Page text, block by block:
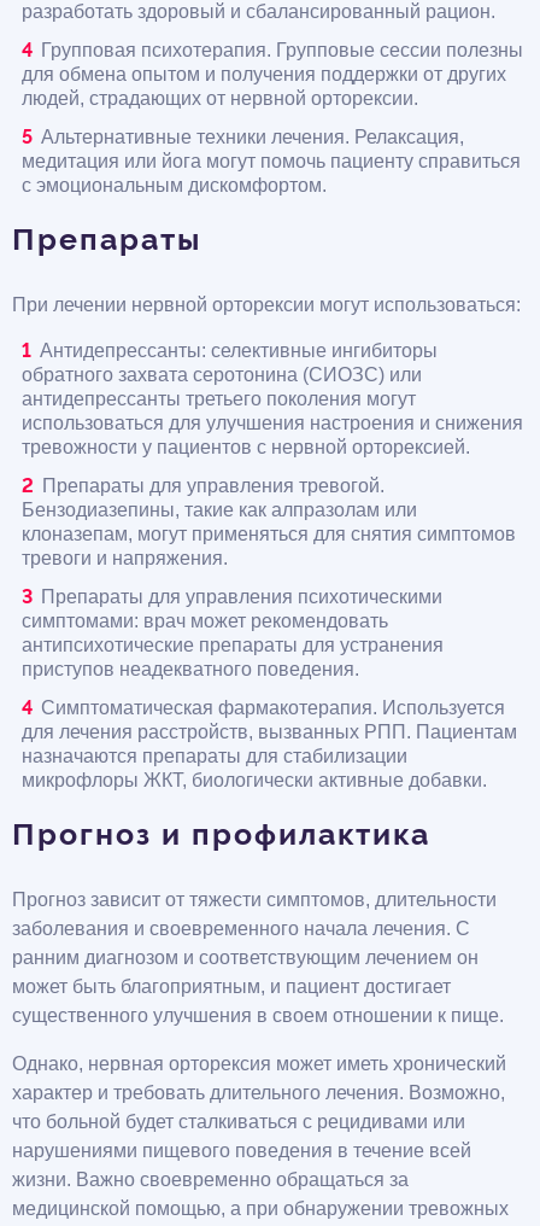
разработать здоровый и сбалансированный рацион.
Групповая психотерапия. Групповые сессии полезны
для обмена опытом и получения поддержки от других
людей, страдающих от нервной орторексии.
Альтернативные техники лечения. Релаксация,
медитация или йога могут помочь пациенту справиться
с эмоциональным дискомфортом.
Препараты
При лечении нервной орторексии могут использоваться:
Антидепрессанты: селективные ингибиторы
обратного захвата серотонина (СИОЗС) или
антидепрессанты третьего поколения могут
использоваться для улучшения настроения и снижения
тревожности у пациентов с нервной орторексией.
Препараты для управления тревогой.
Бензодиазепины, такие как алпразолам или
клоназепам, могут применяться для снятия симптомов
тревоги и напряжения.
Препараты для управления психотическими
симптомами: врач может рекомендовать
антипсихотические препараты для устранения
приступов неадекватного поведения.
Симптоматическая фармакотерапия. Используется
для лечения расстройств, вызванных РПП. Пациентам
назначаются препараты для стабилизации
микрофлоры ЖКТ, биологически активные добавки.
Прогноз и профилактика
Прогноз зависит от тяжести симптомов, длительности
заболевания и своевременного начала лечения. С
ранним диагнозом и соответствующим лечением он
может быть благоприятным, и пациент достигает
существенного улучшения в своем отношении к пище.
Однако, нервная орторексия может иметь хронический
характер и требовать длительного лечения. Возможно,
что больной будет сталкиваться с рецидивами или
нарушениями пищевого поведения в течение всей
жизни. Важно своевременно обращаться за
медицинской помощью, а при обнаружении тревожных